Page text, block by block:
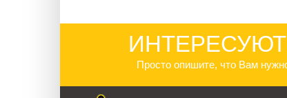
Просто опишите, что Вам